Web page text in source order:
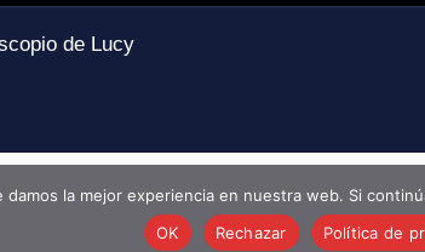
de Lucy
damos la mejor experiencia en nuestra web. Si
OK
Rechazar Política de